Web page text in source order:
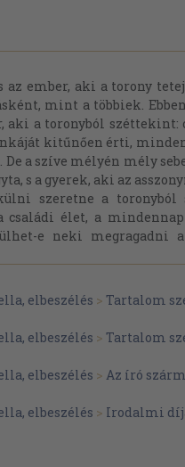
ember, aki a torony
mint a többiek. Ebben
aki a toronyból széttekint:
kitűnően érti,
a szíve mélyén mély
s a gyerek, aki az
szeretne a toronyból
élet, a
e neki megragadni
elbeszélés > Tartalom
elbeszélés > Tartalom
elbeszélés > Az író
elbeszélés > Irodalmi